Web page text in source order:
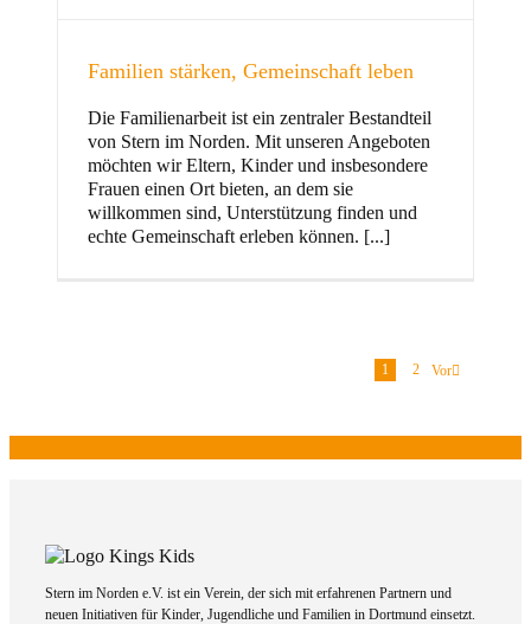
Familien stärken, Gemeinschaft leben
Die Familienarbeit ist ein zentraler Bestandteil
von Stern im Norden. Mit unseren Angeboten
möchten wir Eltern, Kinder und insbesondere
Frauen einen Ort bieten, an dem sie
willkommen sind, Unterstützung finden und
echte Gemeinschaft erleben können. [...]
1 2 Vor
Stern im Norden e.V. ist ein Verein, der sich mit erfahrenen Partnern und
neuen Initiativen für Kinder, Jugendliche und Familien in Dortmund einsetzt.